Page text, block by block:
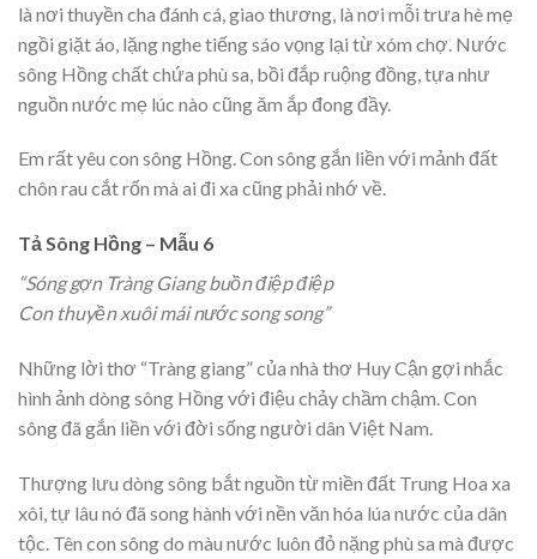
là nơi thuyền cha đánh cá, giao thương, là nơi mỗi trưa hè mẹ
ngồi giặt áo, lặng nghe tiếng sáo vọng lại từ xóm chợ. Nước
sông Hồng chất chứa phù sa, bồi đắp ruộng đồng, tựa như
nguồn nước mẹ lúc nào cũng ăm ắp đong đầy.
Em rất yêu con sông Hồng. Con sông gắn liền với mảnh đất
chôn rau cắt rốn mà ai đi xa cũng phải nhớ về.
Tả Sông Hồng – Mẫu 6
“Sóng gợn Tràng Giang buồn điệp điệp
Con thuyền xuôi mái nước song song”
Những lời thơ “Tràng giang” của nhà thơ Huy Cận gợi nhắc
hình ảnh dòng sông Hồng với điệu chảy chầm chậm. Con
sông đã gắn liền với đời sống người dân Việt Nam.
Thượng lưu dòng sông bắt nguồn từ miền đất Trung Hoa xa
xôi, tự lâu nó đã song hành với nền văn hóa lúa nước của dân
tộc. Tên con sông do màu nước luôn đỏ nặng phù sa mà được